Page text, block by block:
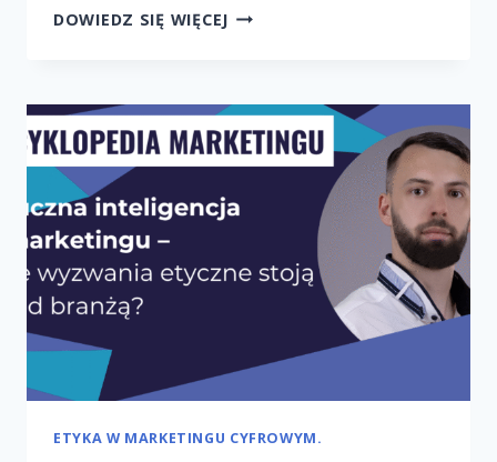
DOWIEDZ SIĘ WIĘCEJRETARGETING
JAK
UNIKNĄĆ
NARUSZANIA
PRYWATNOŚCI
UŻYTKOWNIKÓW?
ETYKA W MARKETINGU CYFROWYM.